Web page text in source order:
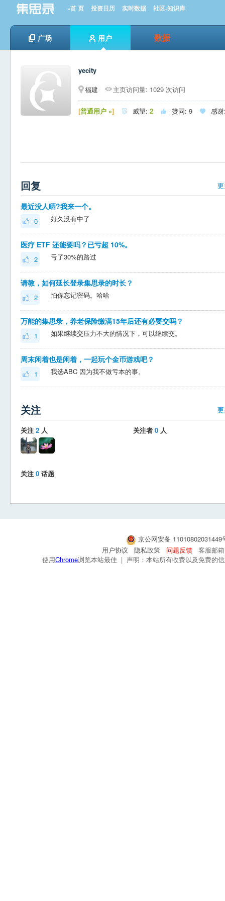
»首 页 投资日历 实时数据 社区-知识库
广场 用户 数据
yecity
福建
主页访问量: 1029 次访问
[普通用户 »]  威望: 2  赞同: 9  感
回复
最近没人晒?我来一个。
0 好久没有中了
医疗 ETF 还能要吗？已亏超 10%。
2 亏了30%的路过
请教，如何延长登录集思录的时长？
2 怕你忘记密码。哈哈
万能的集思录，养老保险缴满15年后还有必要交吗？
1 如果继续交压力不大的情况下，可以继续交。
周末闲着也是闲着，一起玩个金币游戏吧？
1 我选ABC 因为我不做亏本的事。
关注
关注 2 人 关注者 0 人
关注 0 话题
京公网安备
用户协议
隐私政策 问题反馈
客服邮
使用Chrome浏览本站最佳 | 声明：本站所有收费以及免费的